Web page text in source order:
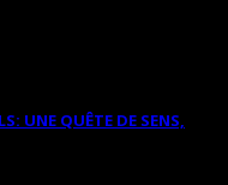
UNE QUÊTE DE SENS,